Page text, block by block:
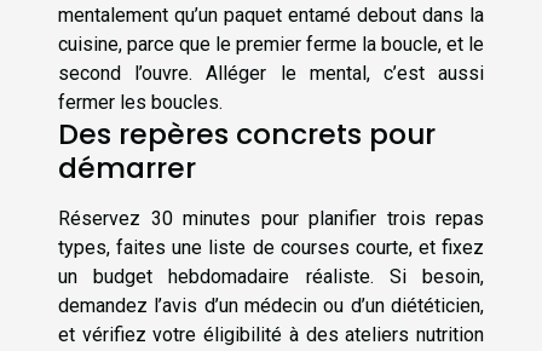
mentalement qu’un paquet entamé debout dans la
cuisine, parce que le premier ferme la boucle, et le
second l’ouvre. Alléger le mental, c’est aussi
fermer les boucles.
Des repères concrets pour
démarrer
Réservez 30 minutes pour planifier trois repas
types, faites une liste de courses courte, et fixez
un budget hebdomadaire réaliste. Si besoin,
demandez l’avis d’un médecin ou d’un diététicien,
et vérifiez votre éligibilité à des ateliers nutrition